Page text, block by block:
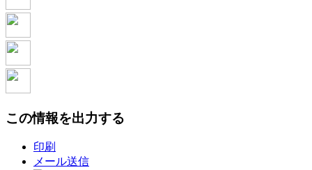
この情報を出力する
印刷
メール送信